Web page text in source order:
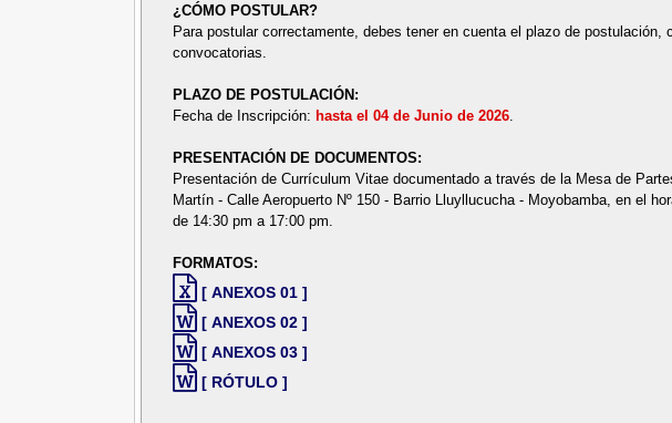
¿CÓMO POSTULAR?
Para postular correctamente, debes tener en cuenta el plazo de postulación,
convocatorias.
PLAZO DE POSTULACIÓN:
Fecha de Inscripción: hasta el 04 de Junio de 2026
PRESENTACIÓN DE DOCUMENTOS:
Presentación de Currículum Vitae documentado a través de la Mesa de
Martín - Calle Aeropuerto Nº 150 - Barrio Lluyllucucha - Moyobamba, en el
de 14:30 pm a 17:00 pm.
FORMATOS:
[ ANEXOS 01 ]
[ ANEXOS 02 ]
[ ANEXOS 03 ]
[ RÓTULO ]